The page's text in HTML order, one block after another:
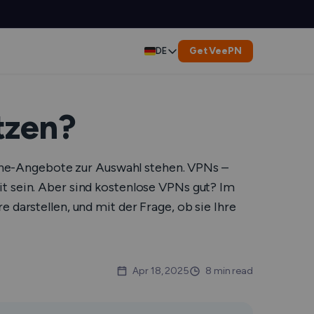
DE
العربية
Indonesia
Get VeePN
Angebote zur Auswahl stehen. VPNs –
Aber sind kostenlose VPNs gut? Im
darstellen, und mit der Frage, ob sie Ihre
Apr 18, 2025 8 min read